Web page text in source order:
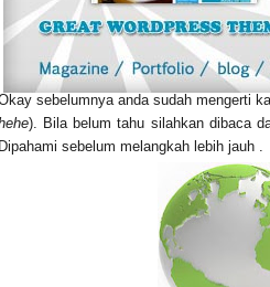
sebelumnya anda sudah mengerti
). Bila belum tahu silahkan dibaca
Dipahami sebelum melangkah lebih jauh .